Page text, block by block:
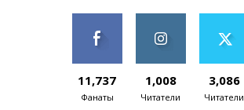
11,737
Фанаты
1,008
Читатели
3,086
Читатели